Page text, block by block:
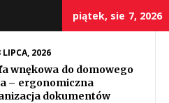
piątek, sie 7, 2026
LIPCA, 2026
wnękowa do domowego
– ergonomiczna
dokumentów